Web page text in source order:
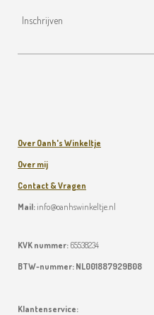
Inschrijven
Over Oanh's Winkeltje
Over mij
Contact & Vragen
Mail:info@oanhswinkeltje.nl
KVK nummer: 65538234
BTW-nummer: NL001887929B08
Klantenservice: